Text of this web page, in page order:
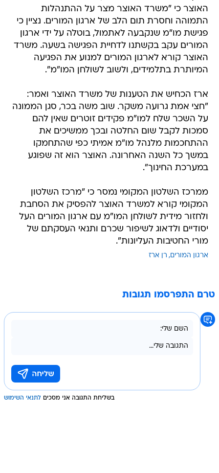
האוצר כי "משרד האוצר מצר על ההתנהלות
התמוהה וחסרת תום הלב של ארגון המורים. נציין כי
פגישת מו"מ שנקבעה לאתמול, בוטלה על ידי ארגון
המורים עקב בקשתנו לדחיית הפגישה בשעה. משרד
האוצר קורא לארגון המורים למנוע את הפגיעה
המיותרת בתלמידים, ולשוב לשולחן המו"מ".
ארז הכחיש את הטענות של משרד האוצר ואמר:
"חצי אמת גרועה משקר. שוב משה בכר, סגן הממונה
על השכר שלח למו"מ פקידים זוטרים שאין להם
סמכות לקבל שום החלטה ובכך ממשיכים את
ההתחכמות מלנהל מו"מ אמיתי כפי שהתחמקו
במשך כל השנה האחרונה. האוצר הוא זה שפוגע
במערכת החינוך".
ממרכז השלטון המקומי נמסר כי "מרכז השלטון
המקומי קורא למשרד האוצר להפסיק את הסחבת
ולחזור מידית לשולחן המו"מ עם ארגון המורים העל
יסודיים ולדאוג לשיפור שכרם ותנאי העסקתם של
מורי החטיבות העליונות".
ארגון המורים רן ארז
טרם התפרסמו תגובות
בשליחת התגובה אני מסכים לתנאי השימוש